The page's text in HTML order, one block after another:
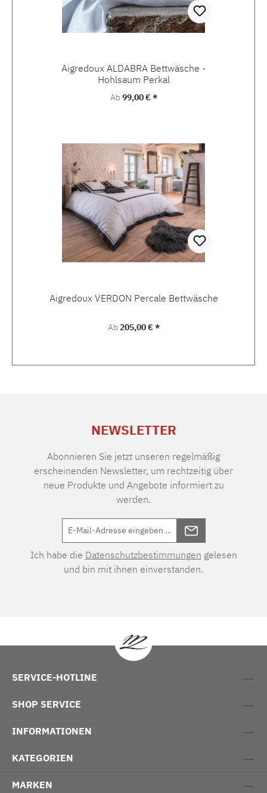
Aigredoux ALDABRA Bettwäsche -
Hohlsaum Perkal
Regulärer Preis:
Ab99,00 € *
Aigredoux VERDON Percale Bettwäsche
Regulärer Preis:
Ab205,00 € *
NEWSLETTER
Abonnieren Sie jetzt unseren regelmäßig
erscheinenden Newsletter, um rechtzeitig über
neue Produkte und Angebote informiert zu
werden.
Ich habe die Datenschutzbestimmungen gelesen
und bin mit ihnen einverstanden.
SERVICE-HOTLINE
SHOP SERVICE
INFORMATIONEN
KATEGORIEN
MARKEN